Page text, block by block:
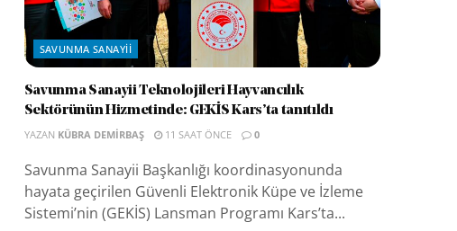
SAVUNMA SANAYII
Savunma Sanayii Teknolojileri Hayvancılık
Sektörünün Hizmetinde: GEKİS Kars’ta tanıtıldı
YAZAN KÜBRA DEMIRBAŞ 11 SAAT ÖNCE 0
Savunma Sanayii Başkanlığı koordinasyonunda
hayata geçirilen Güvenli Elektronik Küpe ve İzleme
Sistemi’nin (GEKİS) Lansman Programı Kars’ta...